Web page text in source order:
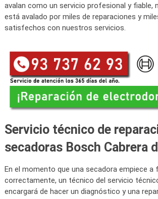
avalan como un servicio profesional y fiable,
está avalado por miles de reparaciones y
satisfechos con nuestros servicios.
Servicio técnico de
secadoras Bosch Cabrera
En el momento que una secadora empiece a
correctamente, un técnico del servicio
encargará de hacer un diagnóstico y una